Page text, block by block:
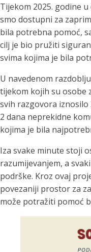
Tijekom 2025. godine
smo dostupni za
bila potrebna pomoć,
cilj je bio pružiti
svima kojima je bila
U navedenom
tijekom kojih su osobe
svih razgovora iznosilo
2 dana neprekidne
kojima je bila
Iza svake minute stoji
razumijevanjem, a
podrške. Kroz ovaj
povezaniji prostor za
može potražiti pomoć